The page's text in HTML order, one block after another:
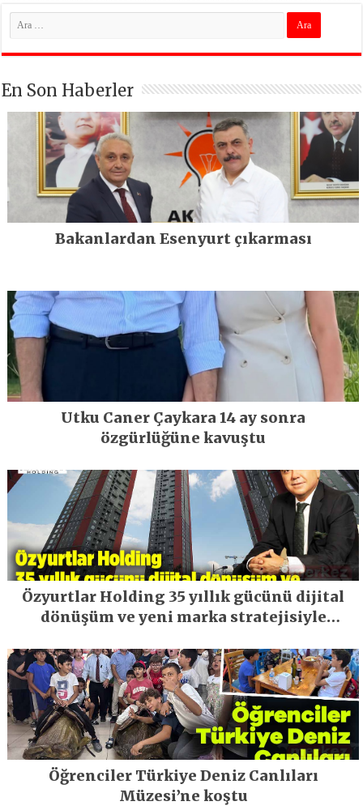
En Son Haberler
Bakanlardan Esenyurt çıkarması
Utku Caner Çaykara 14 ay sonra
özgürlüğüne kavuştu
Özyurtlar Holding 35 yıllık gücünü dijital
dönüşüm ve yeni marka stratejisiyle
Öğrenciler Türkiye Deniz Canlıları
Müzesi’ne koştu